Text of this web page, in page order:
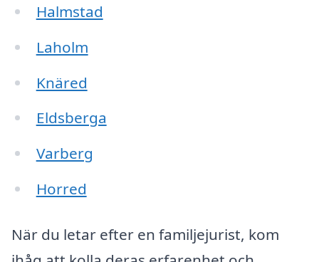
Halmstad
Laholm
Knäred
Eldsberga
Varberg
Horred
När du letar efter en familjejurist, kom